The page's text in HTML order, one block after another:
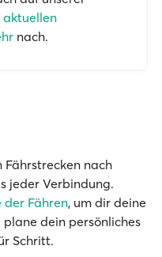
aktuellen
nach.
nach
jeder Verbindung.
der Fähren, um dir deine
dein persönliches
Schritt.